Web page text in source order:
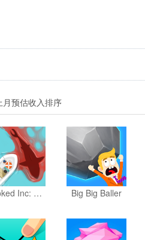
月预估收入排序
Hooked Inc: Fishing Games Big Big Baller